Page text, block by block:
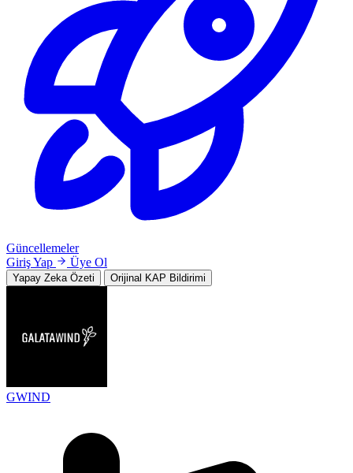
Güncellemeler
Giriş Yap
Üye Ol
Yapay Zeka Özeti Orijinal KAP Bildirimi
GWIND